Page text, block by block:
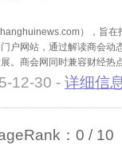
），旨
户网站，通过解读商会动
。商会网同时兼容财经热
道等专业内容，为商会成
12-30 - 详细信
： 0 / 10